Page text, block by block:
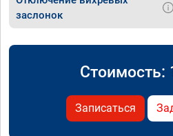
заслонок
Стоимость:
Записаться